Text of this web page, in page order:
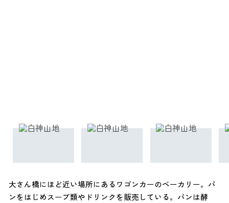
大さん橋にほど近い場所にあるワゴンカーのベーカリー。パ
ンをはじめスープ類やドリンクを販売している。パンは酵